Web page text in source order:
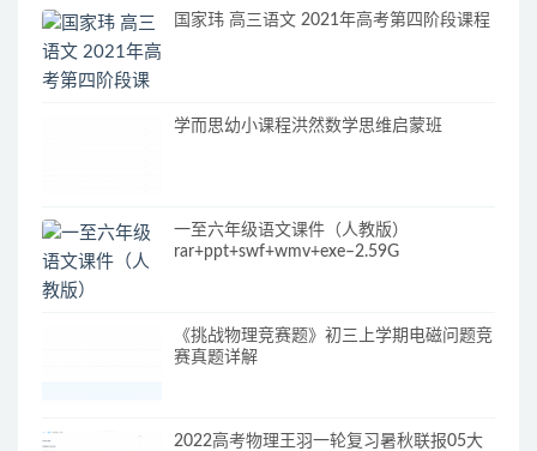
国家玮 高三语文 2021年高考第四阶段课程
学而思幼小课程洪然数学思维启蒙班
一至六年级语文课件（人教版）
rar+ppt+swf+wmv+exe–2.59G
《挑战物理竞赛题》初三上学期电磁问题竞
赛真题详解
2022高考物理王羽一轮复习暑秋联报05大